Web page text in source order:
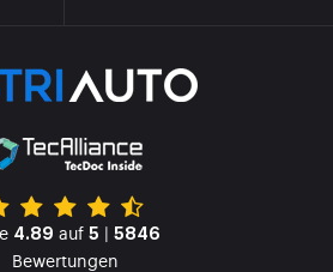
4.89 auf 5 | 5846
Bewertungen